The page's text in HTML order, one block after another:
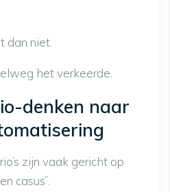
dan niet.
het verkeerde.
denken naar
zijn vaak gericht op
casus”.